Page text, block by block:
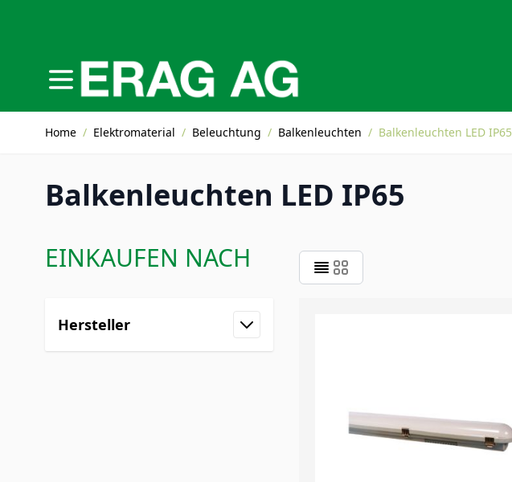
Home / Elektromaterial / Beleuchtung / Balkenleuchten / Balkenleuchten LED IP65
Balkenleuchten LED IP65
EINKAUFEN NACH
Hersteller
Filter